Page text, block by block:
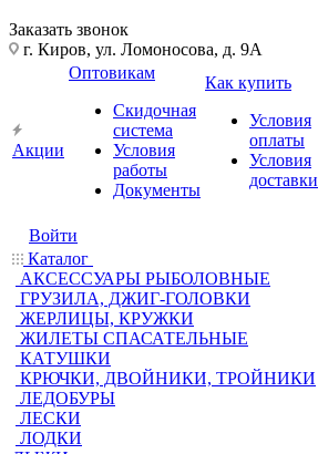
Заказать звонок
г. Киров, ул. Ломоносова, д. 9А
Акции
Оптовикам
Скидочная
система
Условия
работы
Документы
Как купить
Условия
оплаты
Условия
доставки
Войти
Каталог
АКСЕССУАРЫ РЫБОЛОВНЫЕ
ГРУЗИЛА, ДЖИГ-ГОЛОВКИ
ЖЕРЛИЦЫ, КРУЖКИ
ЖИЛЕТЫ СПАСАТЕЛЬНЫЕ
КАТУШКИ
КРЮЧКИ, ДВОЙНИКИ, ТРОЙНИКИ
ЛЕДОБУРЫ
ЛЕСКИ
ЛОДКИ